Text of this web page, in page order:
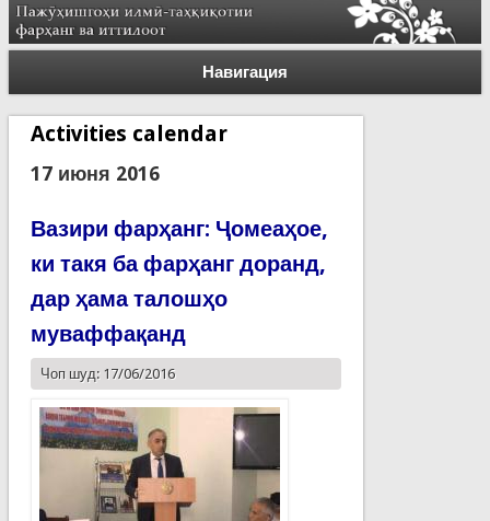
Навигация
Activities calendar
17 июня 2016
Вазири фарҳанг: Ҷомеаҳое,
ки такя ба фарҳанг доранд,
дар ҳама талошҳо
муваффақанд
Чоп шуд: 17/06/2016